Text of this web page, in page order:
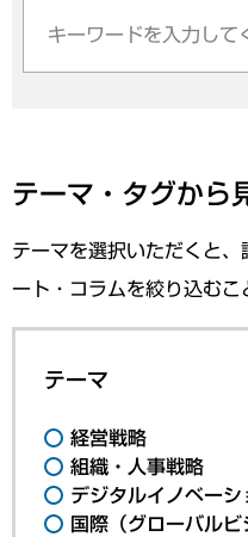
テーマ・タグから
テーマを選択いただくと
ート・コラムを絞り込むこ
テーマ
経営戦略
組織・人事戦略
デジタルイノベーシ
国際（グローバル